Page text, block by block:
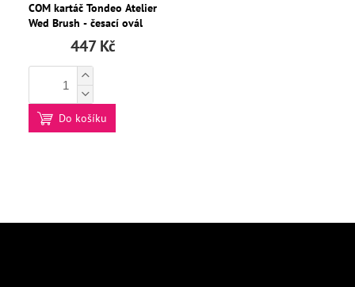
COM kartáč Tondeo Atelier
Wed Brush - česací ovál
447 Kč
Do košíku